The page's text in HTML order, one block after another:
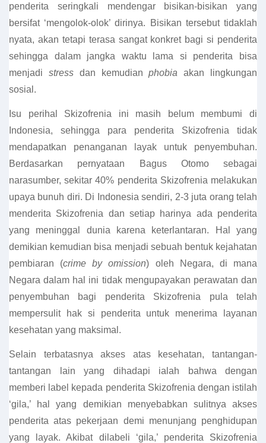
penderita seringkali mendengar bisikan-bisikan yang
bersifat ‘mengolok-olok’ dirinya. Bisikan tersebut tidaklah
nyata, akan tetapi terasa sangat konkret bagi si penderita
sehingga dalam jangka waktu lama si penderita bisa
menjadi stressdan kemudianphobia akan lingkungan
sosial.
Isu perihal Skizofrenia ini masih belum membumi di
Indonesia, sehingga para penderita Skizofrenia tidak
mendapatkan penanganan layak untuk penyembuhan.
Berdasarkan pernyataan Bagus Otomo sebagai
narasumber, sekitar 40% penderita Skizofrenia melakukan
upaya bunuh diri. Di Indonesia sendiri, 2-3 juta orang telah
menderita Skizofrenia dan setiap harinya ada penderita
yang meninggal dunia karena keterlantaran. Hal yang
demikian kemudian bisa menjadi sebuah bentuk kejahatan
pembiaran (crime by omission) oleh Negara, di mana
Negara dalam hal ini tidak mengupayakan perawatan dan
penyembuhan bagi penderita Skizofrenia pula telah
mempersulit hak si penderita untuk menerima layanan
kesehatan yang maksimal.
Selain terbatasnya akses atas kesehatan, tantangan-
tantangan lain yang dihadapi ialah bahwa dengan
memberi label kepada penderita Skizofrenia dengan istilah
‘gila,’ hal yang demikian menyebabkan sulitnya akses
penderita atas pekerjaan demi menunjang penghidupan
yang layak. Akibat dilabeli ‘gila,’ penderita Skizofrenia